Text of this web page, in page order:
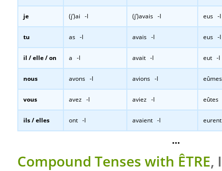
je (j’)ai -I (j’)avais -I eus -I
tu as -I avais -I eus -I
il / elle / on a -I avait -I eut -I
nous avons -I avions -I
vous avez -I aviez -I eûtes
ils / elles ont -I avaient -I
…
Compound Tenses with ÊTRE,